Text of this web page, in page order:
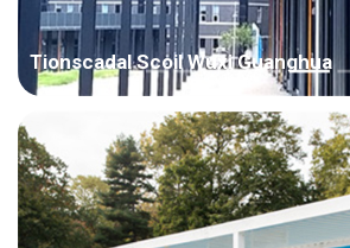
Tionscadal Scoil Wuxi Guanghua
Oideachas Achar: 1000-4000 m² Scéin:
Gnéithe an Tionscadail 1. Tá an teach fada
2990 × 3500; 2. Dearadh ar ardú na